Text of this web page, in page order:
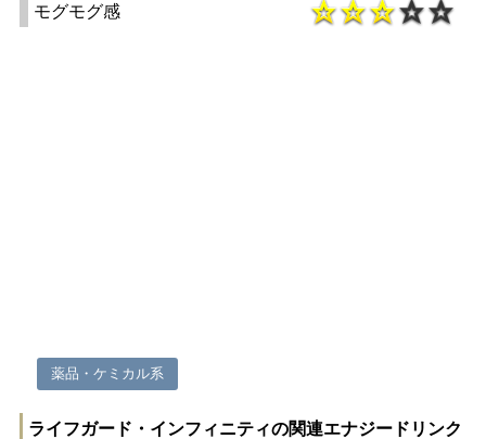
モグモグ感
薬品・ケミカル系
ライフガード・インフィニティの関連エナジードリンク